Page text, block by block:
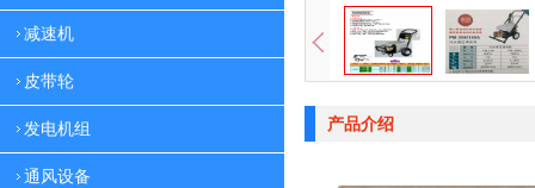
减速机
皮带轮
发电机组
通风设备
产品介绍